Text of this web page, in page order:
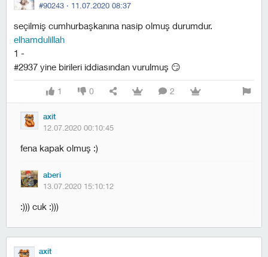
#90243 · 11.07.2020 08:37
seçilmiş cumhurbaşkanına nasip olmuş durumdur.
elhamdulillah
1 -
#2937 yine birileri iddiasından vurulmuş 😏
1 0 2
axit
12.07.2020 00:10:45
fena kapak olmuş :)
aberi
13.07.2020 15:10:12
:))) cuk :)))
axit